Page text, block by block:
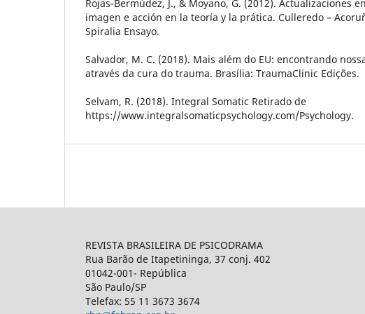
Rojas-Bermúdez, J., & Moyano, G. (2012). Actualizaciones
imagen e acción en la teoría y la prática. Culleredo –
Spiralia Ensayo.
Salvador, M. C. (2018). Mais além do EU: encontrando
através da cura do trauma. Brasília: TraumaClinic Edições.
Selvam, R. (2018). Integral Somatic Retirado de
https://www.integralsomaticpsychology.com/Psychology.
REVISTA BRASILEIRA DE PSICODRAMA
Rua Barão de Itapetininga, 37 conj. 402
01042-001- República
São Paulo/SP
Telefax: 55 11 3673 3674